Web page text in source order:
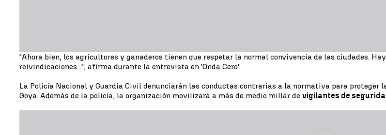
"Ahora bien, los agricultores y ganaderos tienen que respetar la normal convivencia de las ciudades.
reivindicaciones...", afirma durante la entrevista en 'Onda Cero'.
La Policía Nacional y Guardia Civil denunciarán las conductas contrarias a la normativa para proteger
Goya. Además de la policía, la organización movilizará a más de medio millar de vigilantes de